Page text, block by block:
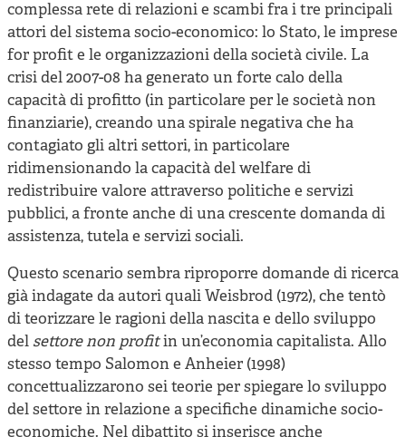
complessa rete di relazioni e scambi fra i tre principali
attori del sistema socio-economico: lo Stato, le imprese
for profit e le organizzazioni della società civile. La
crisi del 2007-08 ha generato un forte calo della
capacità di profitto (in particolare per le società non
finanziarie), creando una spirale negativa che ha
contagiato gli altri settori, in particolare
ridimensionando la capacità del welfare di
redistribuire valore attraverso politiche e servizi
pubblici, a fronte anche di una crescente domanda di
assistenza, tutela e servizi sociali.
Questo scenario sembra riproporre domande di ricerca
già indagate da autori quali Weisbrod (1972), che tentò
di teorizzare le ragioni della nascita e dello sviluppo
del settore non profitin un’economia capitalista. Allo
stesso tempo Salomon e Anheier (1998)
concettualizzarono sei teorie per spiegare lo sviluppo
del settore in relazione a specifiche dinamiche socio-
economiche. Nel dibattito si inserisce anche